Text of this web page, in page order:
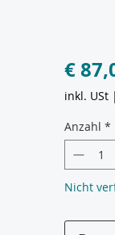
€
inkl. USt |
Anzahl *
Nicht